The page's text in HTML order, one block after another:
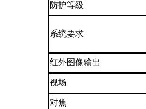
防护等级
系统要求
红外图像输出
视场
对焦